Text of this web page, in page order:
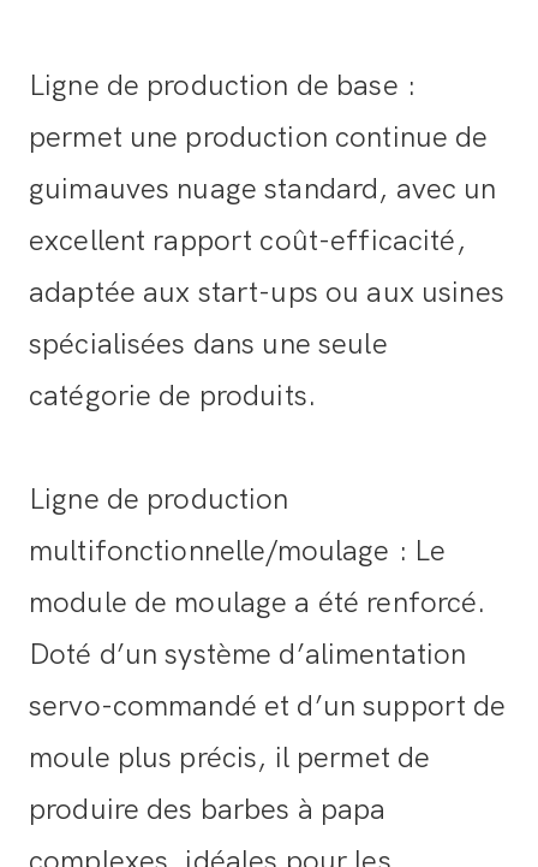
Ligne de production de base :
permet une production continue de
guimauves nuage standard, avec un
excellent rapport coût-efficacité,
adaptée aux start-ups ou aux usines
spécialisées dans une seule
catégorie de produits.
Ligne de production
multifonctionnelle/moulage : Le
module de moulage a été renforcé.
Doté d’un système d’alimentation
servo-commandé et d’un support de
moule plus précis, il permet de
produire des barbes à papa